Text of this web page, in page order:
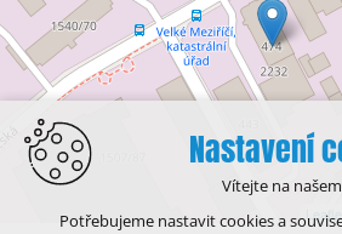
Leaflet
Nastavení
Vítejte na
Potřebujeme nastavit cookies a